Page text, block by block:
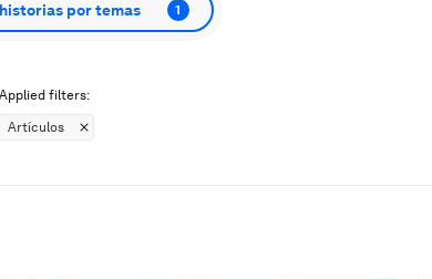
por temas 1
Applied filters:
Artículos